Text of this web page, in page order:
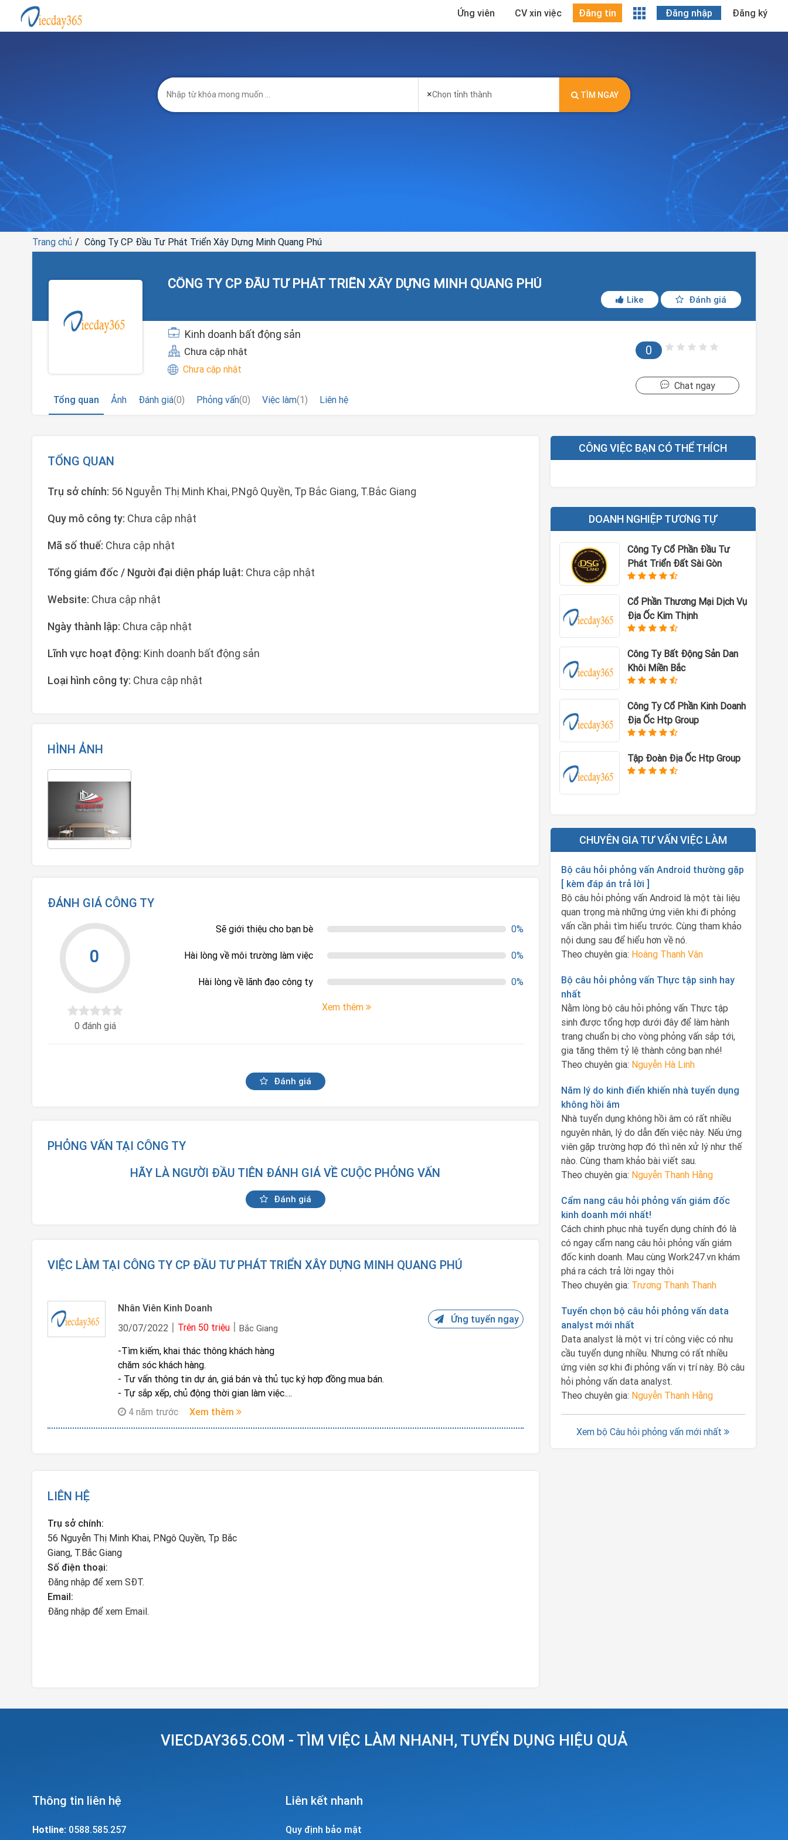
Ứng viên CV xin việc Đăng tin Đăng nhập Đăng ký
×Chọn tỉnh thành TÌM NGAY
Trang chủ Công Ty CP Đầu Tư Phát Triển Xây Dựng Minh Quang Phú
CÔNG TY CP ĐẦU TƯ PHÁT TRIỂN XÂY DỰNG MINH QUANG PHÚ
Like Đánh giá
0
Kinh doanh bất động sản
Chưa cập nhật
Chưa cập nhật
Chat ngay
Tổng quan
Ảnh Đánh giá(0) Phỏng vấn(0) Việc làm(1) Liên hệ
TỔNG QUAN
Trụ sở chính: 56 Nguyễn Thị Minh Khai, P.Ngô Quyền, Tp Bắc Giang, T.Bắc Giang
Quy mô công ty: Chưa cập nhật
Mã số thuế: Chưa cập nhật
Tổng giám đốc / Người đại diện pháp luật: Chưa cập nhật
Website: Chưa cập nhật
Ngày thành lập: Chưa cập nhật
Lĩnh vực hoạt động: Kinh doanh bất động sản
Loại hình công ty: Chưa cập nhật
HÌNH ẢNH
ĐÁNH GIÁ CÔNG TY
0
0 đánh giá
Sẽ giới thiệu cho bạn bè 0%
Hài lòng về môi trường làm việc 0%
Hài lòng về lãnh đạo công ty 0%
Xem thêm
Đánh giá
PHỎNG VẤN TẠI CÔNG TY
HÃY LÀ NGƯỜI ĐẦU TIÊN ĐÁNH GIÁ VỀ CUỘC PHỎNG VẤN
Đánh giá
VIỆC LÀM TẠI CÔNG TY CP ĐẦU TƯ PHÁT TRIỂN XÂY DỰNG MINH QUANG PHÚ
Nhân Viên Kinh Doanh
30/07/2022
Trên 50 triệu Bắc Giang
Ứng tuyển ngay
-Tìm kiếm, khai thác thông khách hàng
chăm sóc khách hàng.
- Tư vấn thông tin dự án, giá bán và thủ tục ký hợp đồng mua bán.
- Tự sắp xếp, chủ động thời gian làm việc.
- Phối hợp với bộ phận hành chính của cty để theo dõi giao dịch, nhằm phát huy kết quả hoàn thành.
4 năm trước Xem thêm
LIÊN HỆ
Trụ sở chính:
56 Nguyễn Thị Minh Khai, P.Ngô Quyền, Tp Bắc
Giang, T.Bắc Giang
Số điện thoại:
Đăng nhập để xem SĐT.
Email:
Đăng nhập để xem Email.
CÔNG VIỆC BẠN CÓ THỂ THÍCH
DOANH NGHIỆP TƯƠNG TỰ
Công Ty Cổ Phần Đầu Tư
Phát Triển Đất Sài Gòn
Cổ Phần Thương Mại Dịch Vụ
Địa Ốc Kim Thịnh
Công Ty Bất Động Sản Dan
Khôi Miền Bắc
Công Ty Cổ Phần Kinh Doanh
Địa Ốc Htp Group
Tập Đoàn Địa Ốc Htp Group
CHUYÊN GIA TƯ VẤN VIỆC LÀM
Bộ câu hỏi phỏng vấn Android thường gặp
[ kèm đáp án trả lời ]
Bộ câu hỏi phỏng vấn Android là một tài liệu
quan trọng mà những ứng viên khi đi phỏng
vấn cần phải tìm hiểu trước. Cùng tham khảo
nội dung sau để hiểu hơn về nó.
Theo chuyên gia: Hoàng Thanh Vân
Bộ câu hỏi phỏng vấn Thực tập sinh hay
nhất
Nằm lòng bộ câu hỏi phỏng vấn Thực tập
sinh được tổng hợp dưới đây để làm hành
trang chuẩn bị cho vòng phỏng vấn sắp tới,
gia tăng thêm tỷ lệ thành công bạn nhé!
Theo chuyên gia: Nguyễn Hà Linh
Năm lý do kinh điển khiến nhà tuyển dụng
không hồi âm
Nhà tuyển dụng không hồi âm có rất nhiều
nguyên nhân, lý do dẫn đến việc này. Nếu ứng
viên gặp trường hợp đó thì nên xử lý như thế
nào. Cùng tham khảo bài viết sau.
Theo chuyên gia: Nguyễn Thanh Hằng
Cẩm nang câu hỏi phỏng vấn giám đốc
kinh doanh mới nhất!
Cách chinh phục nhà tuyển dụng chính đó là
có ngay cẩm nang câu hỏi phỏng vấn giám
đốc kinh doanh. Mau cùng Work247.vn khám
phá ra cách trả lời ngay thôi
Theo chuyên gia: Trương Thanh Thanh
Tuyển chọn bộ câu hỏi phỏng vấn data
analyst mới nhất
Data analyst là một vị trí công việc có nhu
cầu tuyển dụng nhiều. Nhưng có rất nhiều
ứng viên sợ khi đi phỏng vấn vị trí này. Bộ câu
hỏi phỏng vấn data analyst.
Theo chuyên gia: Nguyễn Thanh Hằng
Xem bộ Câu hỏi phỏng vấn mới nhất
VIECDAY365.COM - TÌM VIỆC LÀM NHANH, TUYỂN DỤNG HIỆU QUẢ
Thông tin liên hệ
Hotline: 0588.585.257
Liên kết nhanh
Quy định bảo mật